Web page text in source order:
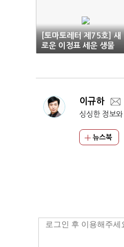
[토마토레터 제75호] 새
로운 이정표 세운 생물
다양성협약 타결
이규하
싱싱한 정보
뉴스북